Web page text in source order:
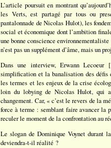
L’article poursuit en montrant
les Verts, est partagé par tous ou
pantalonnade de Nicolas Hulot), les
social et économique dont l’ambition
une bonne conscience
n’est pas un supplément d’âme, mais un
Dans une interview, Erwann Lecoeur [
simplification et la banalisation des défis
les termes et les enjeux de la crise
loin du lobying de Nicolas Hulot, qui a
changement. Car, « c’est le revers de la
force à terme : semblant faire avancer la
reculer le moment de la confrontation au
Le slogan de Dominique Voynet durant
deviendra-t-il réalité ?